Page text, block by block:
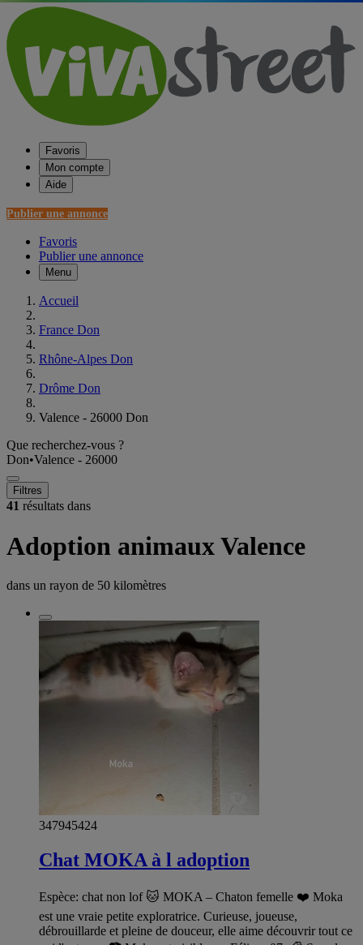
Favoris
Mon compte
Aide
Publier une annonce
Favoris
Publier une annonce
Menu
Accueil
France Don
Rhône-Alpes Don
Drôme Don
Valence - 26000 Don
Que recherchez-vous ?
Don•Valence - 26000
Filtres
41 résultats dans
Adoption animaux Valence
dans un rayon de 50 kilomètres
347945424
Chat MOKA à l adoption
Espèce: chat non lof 🐱 MOKA – Chaton femelle ❤️ Moka
est une vraie petite exploratrice. Curieuse, joueuse,
débrouillarde et pleine de douceur, elle aime découvrir tout ce